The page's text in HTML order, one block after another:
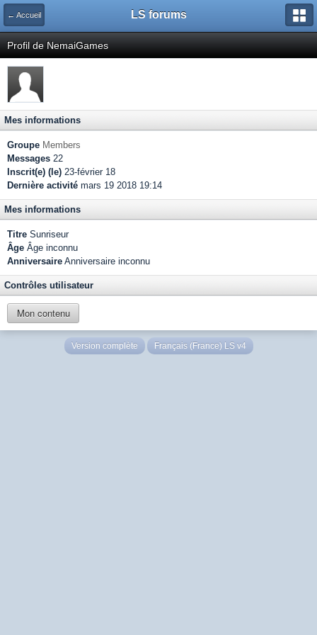
← Accueil LS forums
Profil de NemaiGames
Mes informations
Groupe Members
Messages 22
Inscrit(e) (le) 23-février 18
Dernière activité mars 19 2018 19:14
Mes informations
Titre Sunriseur
Âge Âge inconnu
Anniversaire Anniversaire inconnu
Contrôles utilisateur
Mon contenu
Version complète Français (France) LS v4